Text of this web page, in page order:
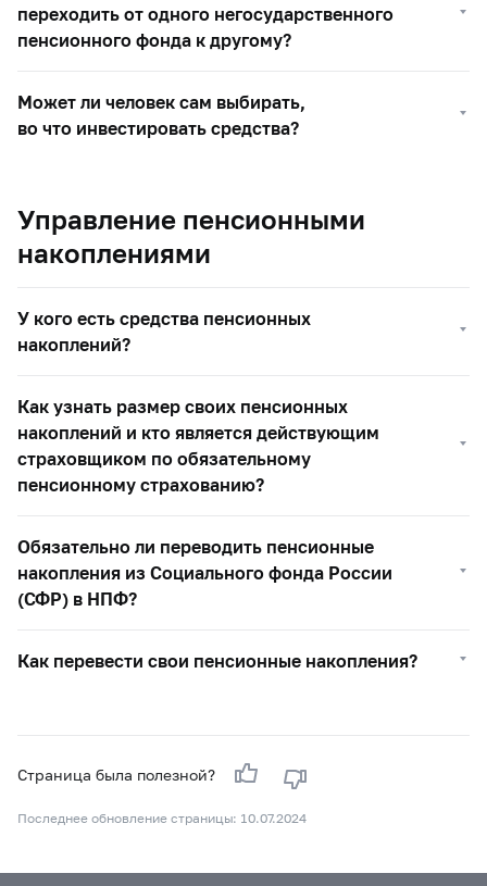
переходить от одного негосударственного
пенсионного фонда к другому?
Может ли человек сам выбирать,
во что инвестировать средства?
Управление пенсионными
накоплениями
У кого есть средства пенсионных
накоплений?
Как узнать размер своих пенсионных
накоплений и кто является действующим
страховщиком по обязательному
пенсионному страхованию?
Обязательно ли переводить пенсионные
накопления из Социального фонда России
(СФР) в НПФ?
Как перевести свои пенсионные накопления?
Страница была полезной?
Последнее обновление страницы: 10.07.2024